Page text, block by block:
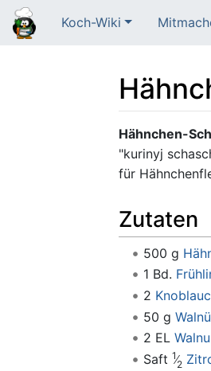
Koch-Wiki
Wechseln zu:
Hähnchen-
"kurinyj
für
Zutaten
500 g
1 Bd.
2
50 g
2 EL
Saft 1
2